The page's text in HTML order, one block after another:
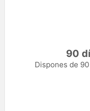
90
Dispones de